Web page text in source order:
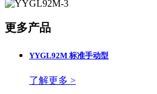
更多产品
YYGL92M 标准手动型
了解更多 >